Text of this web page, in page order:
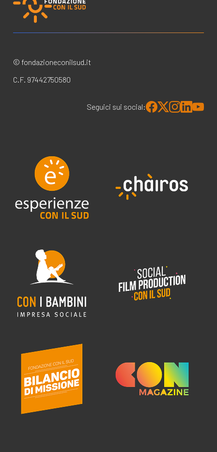
© fondazioneconilsud.it
C.F. 97442750580
Seguici sui social: